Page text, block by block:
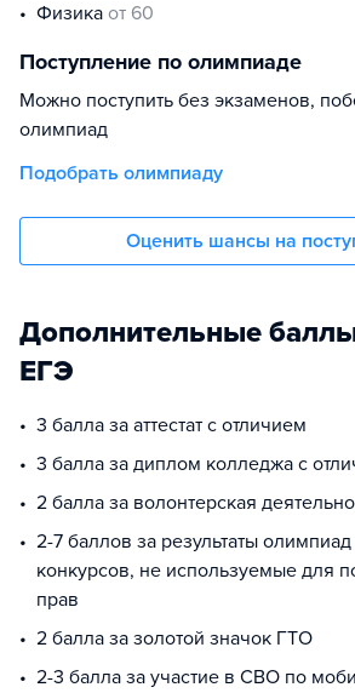
физика от 60
Поступление по олимпиаде
Можно поступить без экзаменов,
олимпиад
Подобрать олимпиаду
Оценить шансы на
Дополнительные
ЕГЭ
3 балла за аттестат с отличием
3 балла за диплом колледжа с
2 балла за волонтерская
2-7 баллов за результаты
конкурсов, не используемые для
прав
2 балла за золотой значок ГТО
2-3 балла за участие в СВО по